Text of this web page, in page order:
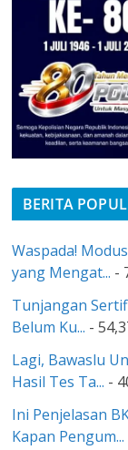
BERITA
Waspada!
yang Mengat... -
Tunjangan
Belum Ku... -
Lagi, Bawaslu
Hasil Tes Ta... -
Ini Penjelasan
Kapan Pengum...